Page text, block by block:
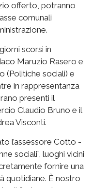
offerto, potranno
comunali
scorsi in
Maruzio Rasero e
(Politiche sociali) e
in rappresentanza
presenti il
Claudio Bruno e il
Visconti.
l’assessore Cotto -
sociali”, luoghi vicini
fornire una
quotidiane. È nostro